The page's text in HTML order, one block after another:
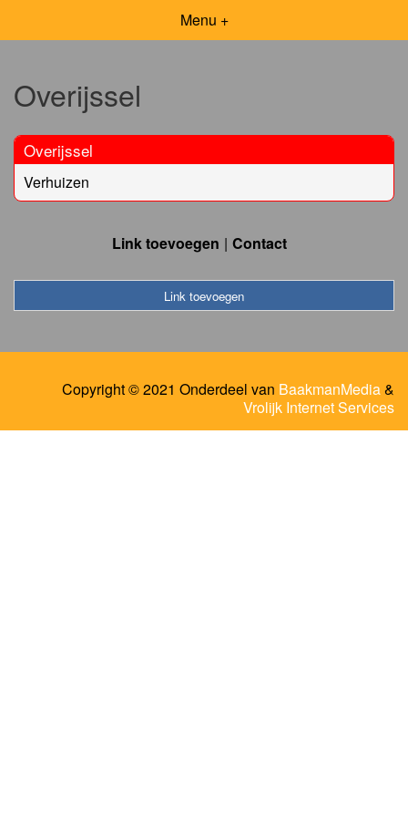
Menu +
Overijssel
Overijssel
Verhuizen
Link toevoegen Contact
Link toevoegen
Copyright © 2021 Onderdeel van BaakmanMedia&
Vrolijk Internet Services